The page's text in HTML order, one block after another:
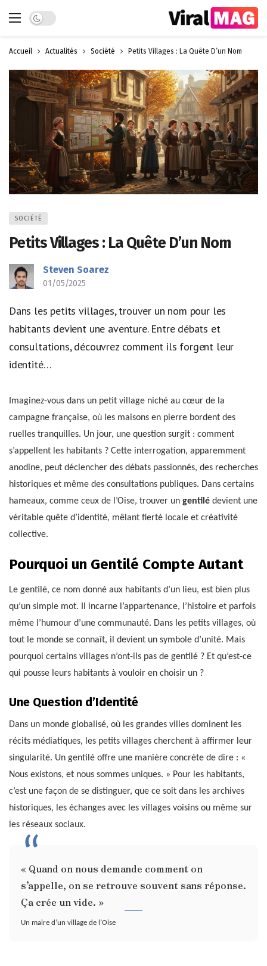
Dark mode
Accueil Actualités Société Petits Villages : La Quête D’un Nom
SOCIÉTÉ
Petits Villages : La Quête D’un Nom
Steven Soarez
01/05/2025
Dans les petits villages, trouver un nom pour les
habitants devient une aventure. Entre débats et
consultations, découvrez comment ils forgent leur
identité…
Imaginez-vous dans un petit village niché au cœur de la
campagne française, où les maisons en pierre bordent des
ruelles tranquilles. Un jour, une question surgit : comment
s’appellent les habitants ? Cette interrogation, apparemment
anodine, peut déclencher des débats passionnés, des recherches
historiques et même des consultations publiques. Dans certains
hameaux, comme ceux de l’Oise, trouver un gentilé devient une
véritable quête d’identité, mêlant fierté locale et créativité
collective.
Pourquoi un Gentilé Compte Autant
Le gentilé, ce nom donné aux habitants d’un lieu, est bien plus
qu’un simple mot. Il incarne l’appartenance, l’histoire et parfois
même l’humour d’une communauté. Dans les petits villages, où
tout le monde se connaît, il devient un symbole d’unité. Mais
pourquoi certains villages n’ont-ils pas de gentilé ? Et qu’est-ce
qui pousse leurs habitants à vouloir en choisir un ?
Une Question d’Identité
Dans un monde globalisé, où les grandes villes dominent les
récits médiatiques, les petits villages cherchent à affirmer leur
singularité. Un gentilé offre une manière concrète de dire : «
Nous existons, et nous sommes uniques. » Pour les habitants,
c’est une façon de se distinguer, que ce soit dans les archives
historiques, les échanges avec les villages voisins ou même sur
les réseaux sociaux.
« Quand on nous demande comment on
s’appelle, on se retrouve souvent sans réponse.
Ça crée un vide. »
Un maire d’un village de l’Oise